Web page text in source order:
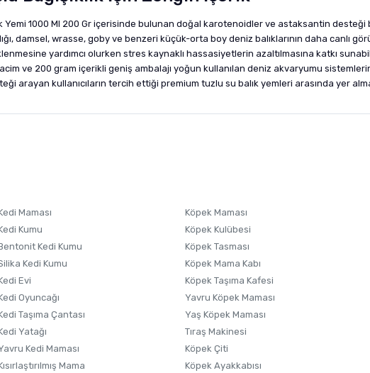
Yemi 1000 Ml 200 Gr içerisinde bulunan doğal karotenoidler ve astaksantin
damsel, wrasse, goby ve benzeri küçük-orta boy deniz balıklarının daha canlı
yardımcı olurken stres kaynaklı hassasiyetlerin azaltılmasına katkı
ve 200 gram içerikli geniş ambalajı yoğun kullanılan deniz akvaryumu
arayan kullanıcıların tercih ettiği premium tuzlu su balık yemleri arasında yer
Ürünü Satın Al ve Yorumla
Maması
Kumu
Kedi Kumu
Kedi Kumu
Evi
Oyuncağı
Taşıma Çantası
Yatağı
Kedi Maması
Mama
Köpek Maması
Köpek Kulübesi
Köpek Tasması
Köpek Mama Kabı
Köpek Taşıma Kafesi
Yavru Köpek Maması
Yaş Köpek Maması
Tıraş Makinesi
Köpek Çiti
Köpek Ayakkabısı